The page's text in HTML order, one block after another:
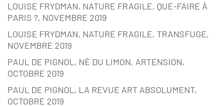
LOUISE FRYDMAN, NATURE FRAGILE, QUE-FAIRE À
PARIS ?, NOVEMBRE 2019
LOUISE FRYDMAN, NATURE FRAGILE, TRANSFUGE,
NOVEMBRE 2019
PAUL DE PIGNOL, NÉ DU LIMON, ARTENSION,
OCTOBRE 2019
PAUL DE PIGNOL, LA REVUE ART ABSOLUMENT,
OCTOBRE 2019